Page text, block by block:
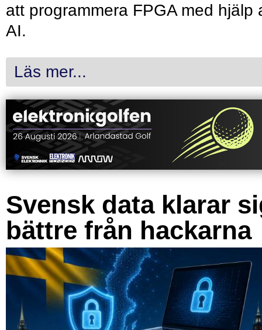
att programmera FPGA med hjälp
AI.
Läs mer...
Svensk data klarar
bättre från hackarna